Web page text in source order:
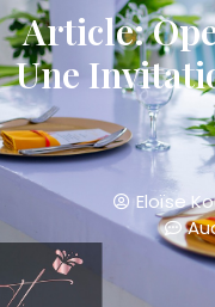
Article:
Une
Eloïse